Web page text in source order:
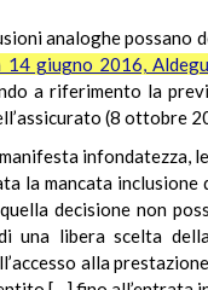
analoghe possano
14 giugno 2016,
a riferimento la
(8 ottobre
infondatezza,
la mancata
decisione non
libera scelta
alla